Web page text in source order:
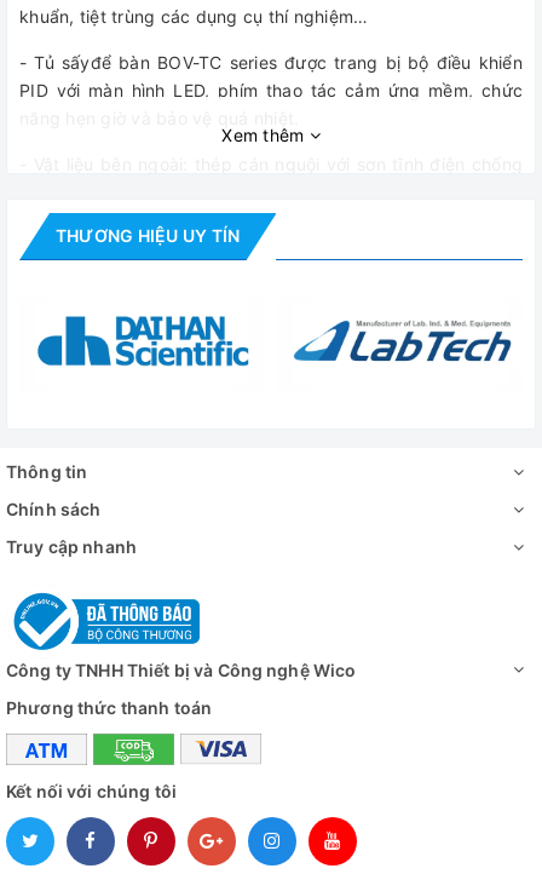
khuẩn, tiệt trùng các dụng cụ thí nghiệm…
- Tủ sấyđể bàn BOV-TC series được trang bị bộ điều khiển
PID với màn hình LED, phím thao tác cảm ứng mềm, chức
- Buồng bên trong bằng thép không gỉ, cấu trúc góc tròn,
các ngăn kệ có thể điều chỉnh được.
- Cửa đi với cửa sổ quan sát bằng kính cường lực hai lớp,
khóa điều chỉnh độ kín khí và gioăng cao su silicon, mang lại
khả năng bịt kín tốt và chống thất thoát nhiệt hiệu quả.
Xem thêm
THƯƠNG HIỆU UY TÍN
Thông tin
Chính sách
Truy cập nhanh
Công ty TNHH Thiết bị và Công nghệ Wico
Phương thức thanh toán
Kết nối với chúng tôi